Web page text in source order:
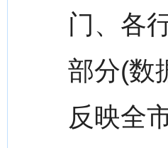
门、各
部分(数
反映全